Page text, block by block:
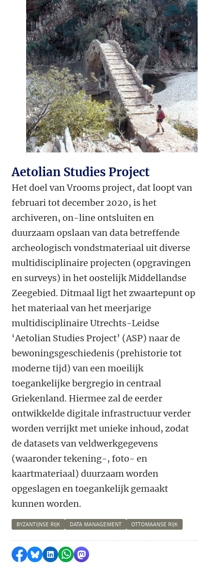
Aetolian Studies Project
Het doel van Vrooms project, dat loopt van
februari tot december 2020, is het
archiveren, on-line ontsluiten en
duurzaam opslaan van data betreffende
archeologisch vondstmateriaal uit diverse
multidisciplinaire projecten (opgravingen
en surveys) in het oostelijk Middellandse
Zeegebied. Ditmaal ligt het zwaartepunt op
het materiaal van het meerjarige
multidisciplinaire Utrechts-Leidse
‘Aetolian Studies Project’ (ASP) naar de
bewoningsgeschiedenis (prehistorie tot
moderne tijd) van een moeilijk
toegankelijke bergregio in centraal
Griekenland. Hiermee zal de eerder
ontwikkelde digitale infrastructuur verder
worden verrijkt met unieke inhoud, zodat
de datasets van veldwerkgegevens
(waaronder tekening-, foto- en
kaartmateriaal) duurzaam worden
opgeslagen en toegankelijk gemaakt
kunnen worden.
BYZANTIJNSE RIJK DATA MANAGEMENT OTTOMAANSE RIJK
Delen op Facebook
Delen via Bluesky
Delen op LinkedIn
Delen via WhatsApp
Delen via Mastodon